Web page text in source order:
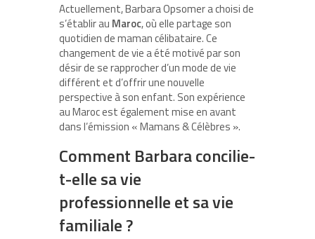
Actuellement, Barbara Opsomer a choisi de
s’établir au Maroc, où elle partage son
quotidien de maman célibataire. Ce
changement de vie a été motivé par son
désir de se rapprocher d’un mode de vie
différent et d’offrir une nouvelle
perspective à son enfant. Son expérience
au Maroc est également mise en avant
dans l’émission « Mamans & Célèbres ».
Comment Barbara concilie-
t-elle sa vie
professionnelle et sa vie
familiale ?